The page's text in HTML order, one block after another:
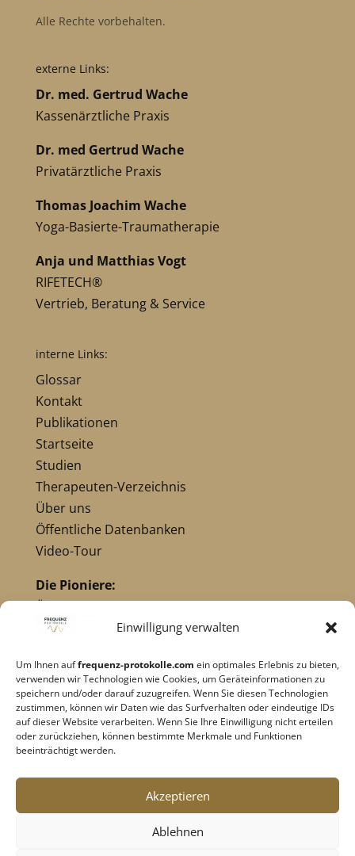
Einwilligung verwalten
Um Ihnen auffrequenz-protokolle.com ein optimales Erlebnis zu bieten,
verwenden wir Technologien wie Cookies, um Geräteinformationen zu
speichern und/oder darauf zuzugreifen. Wenn Sie diesen Technologien
zustimmen, können wir Daten wie das Surfverhalten oder eindeutige IDs
auf dieser Website verarbeiten. Wenn Sie Ihre Einwilligung nicht erteilen
oder zurückziehen, können bestimmte Merkmale und Funktionen
beeinträchtigt werden.
Akzeptieren
Ablehnen
Alle Rechte vorbehalten.
externe Links:
Dr. med. Gertrud Wache
Kassenärztliche Praxis
Dr. med Gertrud Wache
Privatärztliche Praxis
Thomas Joachim Wache
Yoga-Basierte-Traumatherapie
Anja und Matthias Vogt
RIFETECH®
Vertrieb, Beratung & Service
interne Links:
Glossar
Kontakt
Publikationen
Startseite
Studien
Therapeuten-Verzeichnis
Über uns
Öffentliche Datenbanken
Video-Tour
Die Pioniere:
Übersicht Pioniere
Nikola Tesla
Dr. Hulda Clark
Robert C. Beck
Georges Lakhovsky
verwandte Pioniere
Datenschutz
Cookie-Richtlinie|AGB's